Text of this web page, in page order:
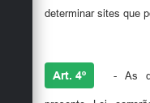
determinar sites que
Art. 4º - As